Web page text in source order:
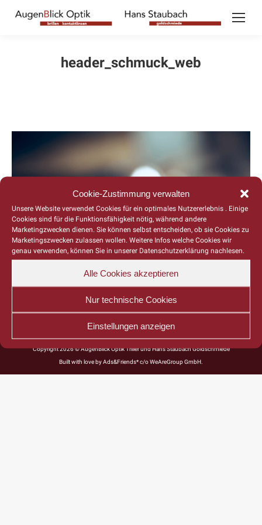
Cookie-Zustimmung verwalten
Unsere Website verwendet Cookies für ein optimales Nutzererlebnis . Einige
Cookies sind für die Funktionsfähigkeit nötig, während andere
Marketingzwecken dienen. Sie können selbst entscheiden, ob sie Cookies zu
Marketingszwecken zulassen wollen. Weitere Infos welche Cookies wir
genau verwenden, können Sie in unserer Datenschutzerklärung nachlesen.
Alle Cookies akzeptieren
Nur technische Cookies
Einstellungen anzeigen
header_schmuck_web
Copyright 2026 © AugenBlick Optik Triller und Hans Staubach Goldschmiede
Built with love byAds&Friends*c/o WeAreGroup GmbH.